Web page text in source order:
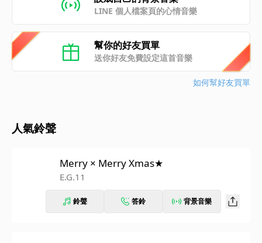
LINE 個人檔案頁的心情音樂
幫你的好友買單
送你好友免費設定這首音樂
如何幫好友買單
人氣鈴聲
Merry × Merry Xmas★
E.G.11
鈴聲 答鈴 背景音樂